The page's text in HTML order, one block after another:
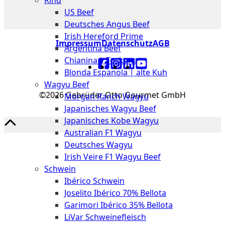
US Beef
Deutsches Angus Beef
Irish Hereford Prime
Argentina Beef
Chianina | Toskana
Blonda Espanola | alte Kuh
Wagyu Beef
Morgan Ranch Wagyu
Japanisches Wagyu Beef
Japanisches Kobe Wagyu
Australian F1 Wagyu
Deutsches Wagyu
Irish Veire F1 Wagyu Beef
Schwein
Ibérico Schwein
Joselito Ibérico 70% Bellota
Garimori Ibérico 35% Bellota
LiVar Schweinefleisch
ImpressumDatenschutzAGB
©2026 Gebrüder Otto Gourmet GmbH